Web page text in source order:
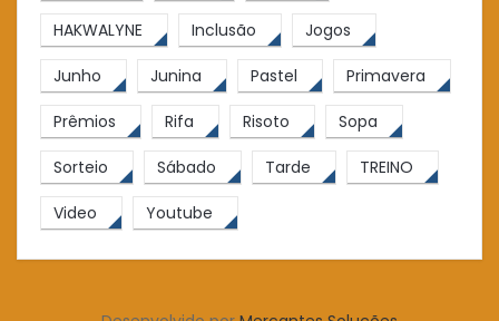
HAKWALYNE Inclusão Jogos
Junho Junina Pastel Primavera
Prêmios Rifa Risoto Sopa
Sorteio Sábado Tarde TREINO
Video Youtube